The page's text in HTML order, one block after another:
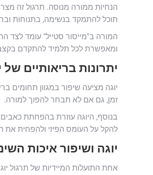
הנחיות ממורה מנוסה. תרגול זה
תוכל להתמקד בנשימה, בתנוחות
המורה ב"מייסור סטייל" עומד לצד
ומאפשרת לכל תלמיד להתקדם
יתרונות בריאותיים של
יוגה מציעה שיפור במגוון תחומים
זמן, גם אם לא תבחר להפוך למורה.
בנוסף, היוגה עוזרת בהפחתת כאבים
להקל על העומס הפיזי ולהפחית
יוגה ושיפור איכות
אחת התועלות המיידיות של תרגול